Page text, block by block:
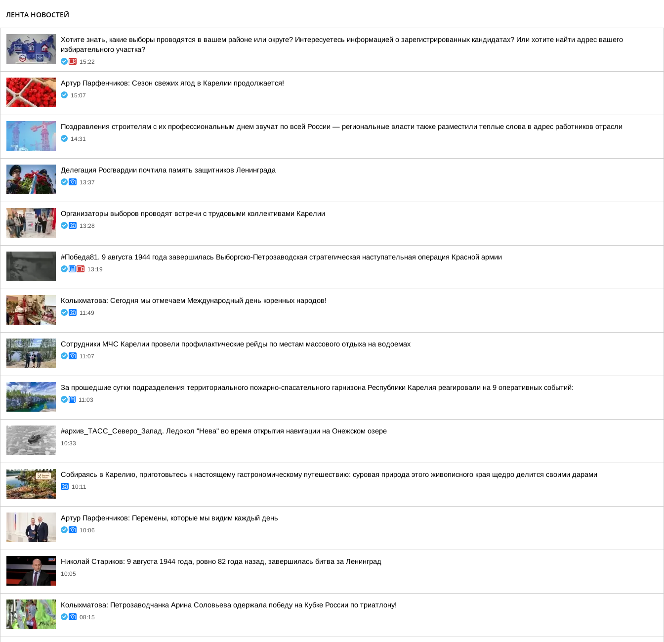
ЛЕНТА НОВОСТЕЙ
Хотите знать, какие выборы проводятся в вашем районе или округе? Интересуетесь информацией о зарегистрированных кандидатах? Или хотите найти адрес вашего
избирательного участка?
15:22
Артур Парфенчиков: Сезон свежих ягод в Карелии продолжается!
15:07
Поздравления строителям с их профессиональным днем звучат по всей России — региональные власти также разместили теплые слова в адрес работников отрасли
14:31
Делегация Росгвардии почтила память защитников Ленинграда
13:37
Организаторы выборов проводят встречи с трудовыми коллективами Карелии
13:28
#Победа81. 9 августа 1944 года завершилась Выборгско-Петрозаводская стратегическая наступательная операция Красной армии
13:19
Колыхматова: Сегодня мы отмечаем Международный день коренных народов!
11:49
Сотрудники МЧС Карелии провели профилактические рейды по местам массового отдыха на водоемах
11:07
За прошедшие сутки подразделения территориального пожарно-спасательного гарнизона Республики Карелия реагировали на 9 оперативных событий:
11:03
#архив_ТАСС_Северо_Запад. Ледокол "Нева" во время открытия навигации на Онежском озере
10:33
Собираясь в Карелию, приготовьтесь к настоящему гастрономическому путешествию: суровая природа этого живописного края щедро делится своими дарами
10:11
Артур Парфенчиков: Перемены, которые мы видим каждый день
10:06
Николай Стариков: 9 августа 1944 года, ровно 82 года назад, завершилась битва за Ленинград
10:05
Колыхматова: Петрозаводчанка Арина Соловьева одержала победу на Кубке России по триатлону!
08:15